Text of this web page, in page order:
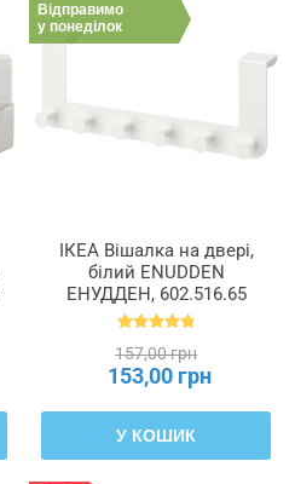
Відправимо
у понеділок
ІКЕА Вішалка на двері,
білий ENUDDEN
ЕНУДДЕН, 602.516.65
157,00 грн
153,00 грн
У КОШИК